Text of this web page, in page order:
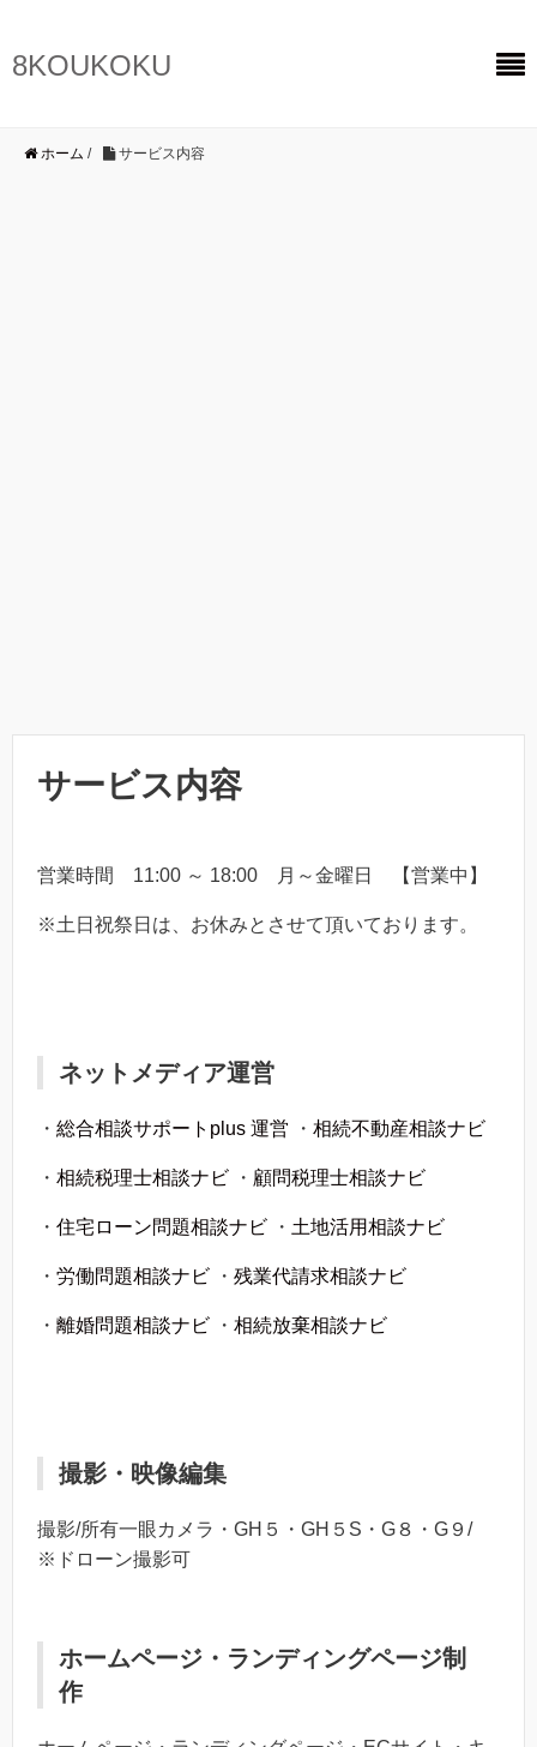
8KOUKOKU
ホーム / サービス内容
サービス内容
営業時間 11:00 ～ 18:00 月～金曜日 【営業中】
※土日祝祭日は、お休みとさせて頂いております。
ネットメディア運営
・ 総合相談サポートplus 運営 ・ 相続不動産相談ナビ
・ 相続税理士相談ナビ ・ 顧問税理士相談ナビ
・ 住宅ローン問題相談ナビ ・ 土地活用相談ナビ
・ 労働問題相談ナビ ・ 残業代請求相談ナビ
・ 離婚問題相談ナビ ・ 相続放棄相談ナビ
撮影・映像編集
撮影/所有一眼カメラ・GH５・GH５S・G８・G９/
※ドローン撮影可
ホームページ・ランディングページ制
作